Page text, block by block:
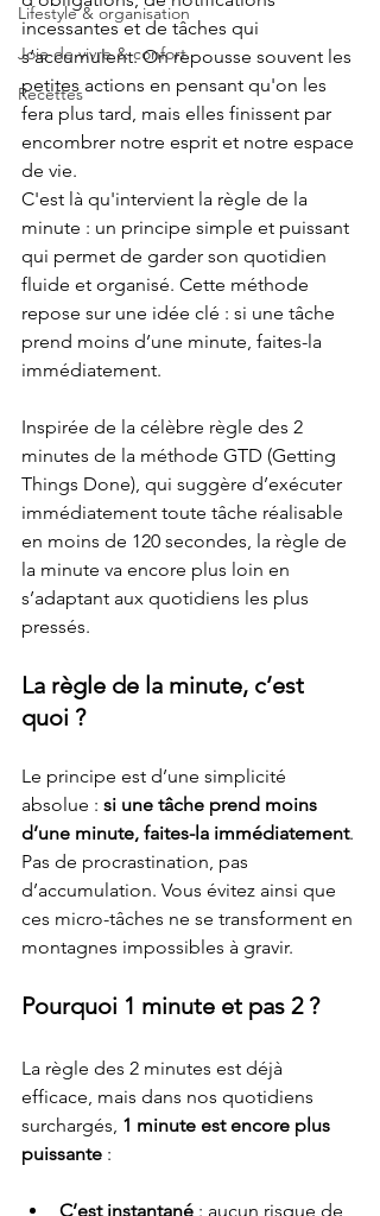
Lifestyle & organisation
Joie de vivre & confort
Recettes
incessantes et de tâches qui
s’accumulent. On repousse souvent les
petites actions en pensant qu'on les
fera plus tard, mais elles finissent par
encombrer notre esprit et notre espace
de vie.
C'est là qu'intervient la règle de la
minute : un principe simple et puissant
qui permet de garder son quotidien
fluide et organisé. Cette méthode
repose sur une idée clé : si une tâche
prend moins d’une minute, faites-la
immédiatement.
Inspirée de la célèbre règle des 2
minutes de la méthode GTD (Getting
Things Done), qui suggère d’exécuter
immédiatement toute tâche réalisable
en moins de 120 secondes, la règle de
la minute va encore plus loin en
s’adaptant aux quotidiens les plus
pressés.
La règle de la minute, c’est
quoi ?
Le principe est d’une simplicité
absolue : si une tâche prend moins
d’une minute, faites-la immédiatement.
Pas de procrastination, pas
d’accumulation. Vous évitez ainsi que
ces micro-tâches ne se transforment en
montagnes impossibles à gravir.
Pourquoi 1 minute et pas 2 ?
La règle des 2 minutes est déjà
efficace, mais dans nos quotidiens
surchargés, 1 minute est encore plus
puissante :
C’est instantané : aucun risque de